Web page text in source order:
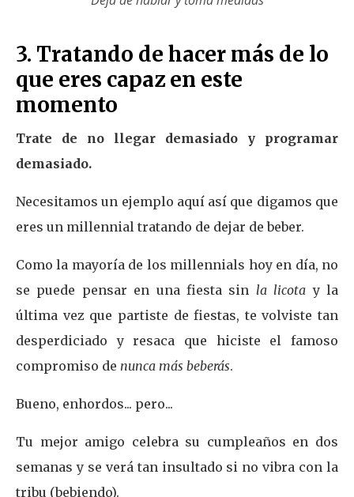
3. Tratando de hacer más de lo
que eres capaz en este
momento
Trate de no llegar demasiado y programar
demasiado.
Necesitamos un ejemplo aquí así que digamos que
eres un millennial tratando de dejar de beber.
Como la mayoría de los millennials hoy en día, no
se puede pensar en una fiesta sin la licota y la
última vez que partiste de fiestas, te volviste tan
desperdiciado y resaca que hiciste el famoso
compromiso de nunca más beberás.
Bueno, enhordos... pero...
Tu mejor amigo celebra su cumpleaños en dos
semanas y se verá tan insultado si no vibra con la
tribu (bebiendo).